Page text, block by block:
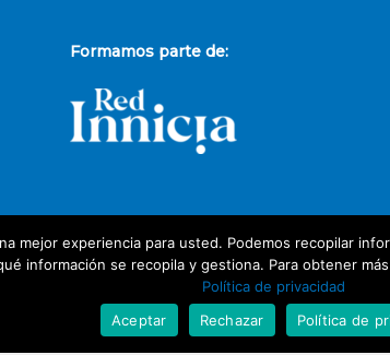
Formamos parte de:
mejor experiencia para usted. Podemos recopilar
información se recopila y gestiona. Para obtener
Política de privacidad
Aceptar
Rechazar Política de